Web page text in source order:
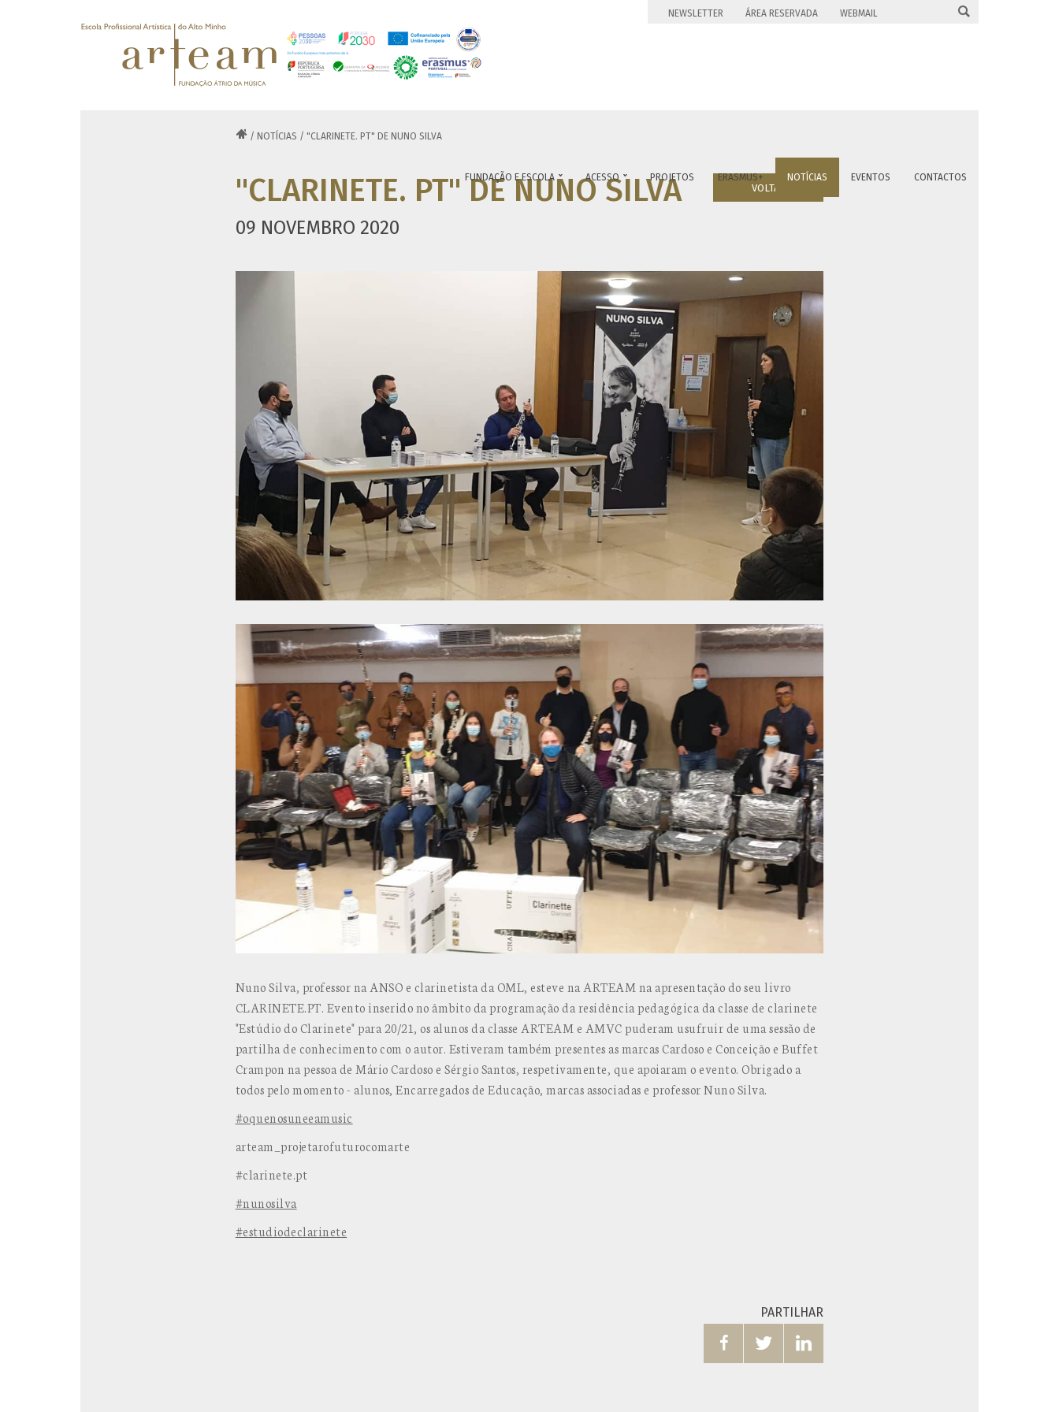
NEWSLETTER ÁREA RESERVADA WEBMAIL 
FUNDAÇÃO E ESCOLA  ACESSO  PROJETOS ERASMUS+ NOTÍCIAS EVENTOS CONTACTOS
 / NOTÍCIAS / "CLARINETE. PT" DE NUNO SILVA
VOLTAR
"CLARINETE. PT" DE NUNO SILVA
09 NOVEMBRO 2020
Nuno Silva, professor na ANSO e clarinetista da OML, esteve na ARTEAM na apresentação do seu livro
CLARINETE.PT. Evento inserido no âmbito da programação da residência pedagógica da classe de clarinete
"Estúdio do Clarinete" para 20/21, os alunos da classe ARTEAM e AMVC puderam usufruir de uma sessão de
partilha de conhecimento com o autor. Estiveram também presentes as marcas Cardoso e Conceição e Buffet
Crampon na pessoa de Mário Cardoso e Sérgio Santos, respetivamente, que apoiaram o evento. Obrigado a
todos pelo momento - alunos, Encarregados de Educação, marcas associadas e professor Nuno Silva.
#oquenosuneeamusic
arteam_projetarofuturocomarte
#clarinete.pt
#nunosilva
#estudiodeclarinete
PARTILHAR
  